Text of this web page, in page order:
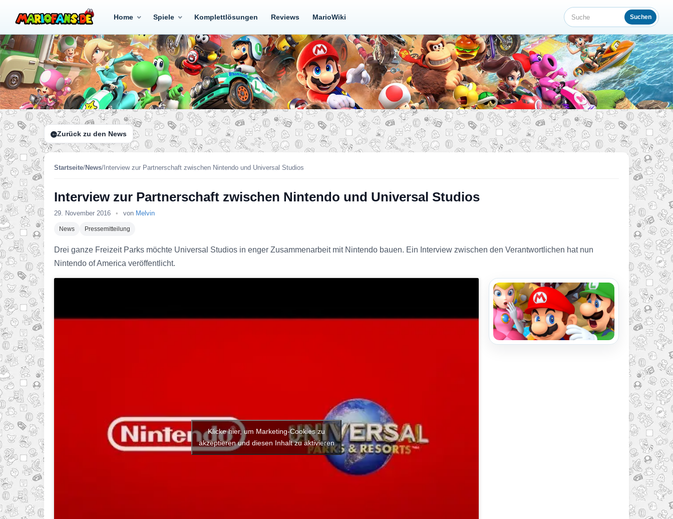
Home Spiele Komplettlösungen Reviews MarioWiki Suche Suchen
Zurück zu den News
Startseite/News/ Interview zur Partnerschaft zwischen Nintendo und Universal Studios
Interview zur Partnerschaft zwischen Nintendo und Universal Studios
29. November 2016 • von Melvin
News Pressemitteilung
Drei ganze Freizeit Parks möchte Universal Studios in enger Zusammenarbeit mit Nintendo bauen. Ein Interview zwischen den Verantwortlichen hat nun
Nintendo of America veröffentlicht.
Klicke hier, um Marketing-Cookies zu
akzeptieren und diesen Inhalt zu aktivieren